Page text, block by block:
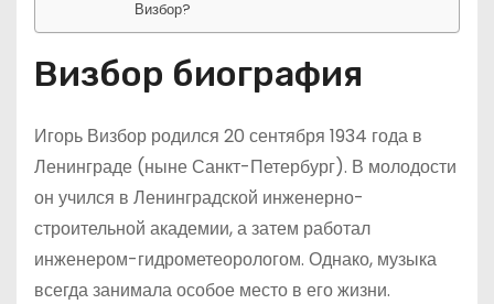
Визбор?
Визбор биография
Игорь Визбор родился 20 сентября 1934 года в
Ленинграде (ныне Санкт-Петербург). В молодости
он учился в Ленинградской инженерно-
строительной академии, а затем работал
инженером-гидрометеорологом. Однако, музыка
всегда занимала особое место в его жизни.